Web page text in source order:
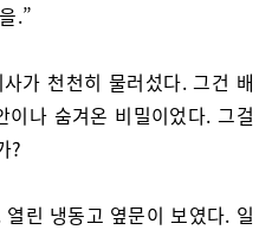
.”
가 천천히 물러섰다. 그건 배
나 숨겨온 비밀이었다. 그걸
?
린 냉동고 옆문이 보였다. 일